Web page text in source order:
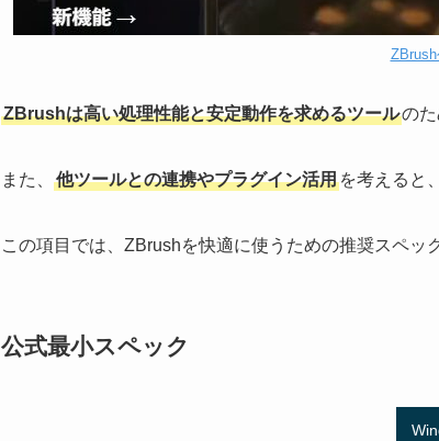
ZBrush
ZBrushは高い処理性能と安定動作を求めるツールのた
また、 他ツールとの連携やプラグイン活用 を考えると、
この項目では、ZBrushを快適に使うための推奨スペッ
公式最小スペック